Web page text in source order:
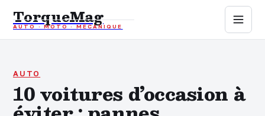
TorqueMag
AUTO · MOTO · MÉCANIQUE
Auto
Mécanique
AUTO
10 voitures d’occasion à